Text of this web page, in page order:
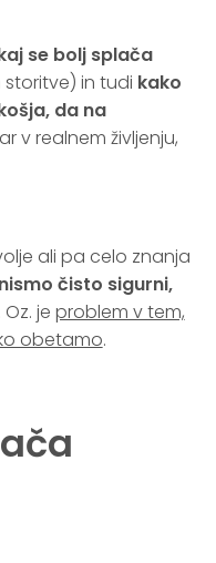
se bolj splača
storitve) in tudi kako
da na
v realnem življenju,
ali pa celo znanja
čisto sigurni,
Oz. je problem v tem,
obetamo.